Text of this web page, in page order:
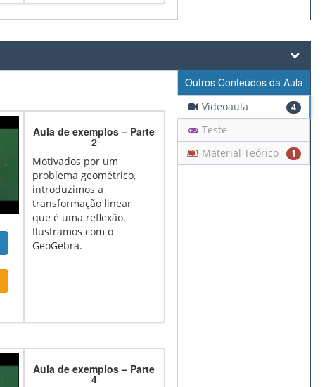
Outros Conteúdos da Aula
Videoaula 4
Teste
Material Teórico
1
Aula de exemplos – Parte
2
Motivados por um
problema geométrico,
introduzimos a
transformação linear
que é uma reflexão.
Ilustramos com o
GeoGebra.
Aula de exemplos – Parte
4